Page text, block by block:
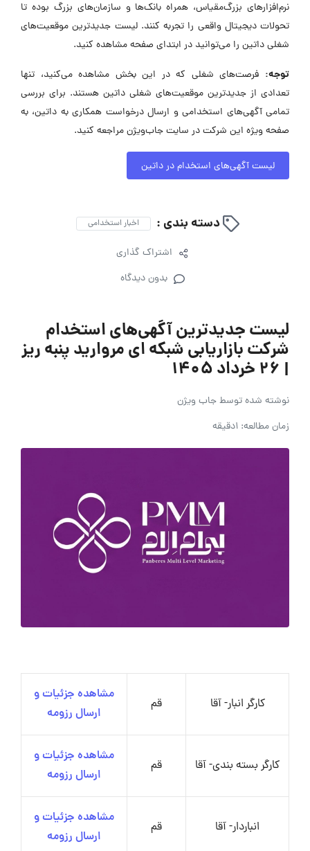
نرم‌افزارهای بزرگ‌مقیاس، همراه بانک‌ها و سازمان‌های بزرگ بوده تا
تحولات دیجیتال واقعی را تجربه کنند. لیست جدیدترین موقعیت‌های
شغلی داتین را می‌توانید در ابتدای صفحه مشاهده کنید.
توجه: فرصت‌های شغلی که در این بخش مشاهده می‌کنید، تنها
تعدادی از جدیدترین موقعیت‌های شغلی داتین هستند. برای بررسی
تمامی آگهی‌های استخدامی و ارسال درخواست همکاری به داتین، به
صفحه ویژه این شرکت در سایت جاب‌ویژن مراجعه کنید.
لیست آگهی‌های استخدام در داتین
دسته بندی : اخبار استخدامی
اشتراک گذاری
بدون دیدگاه
لیست جدیدترین آگهی‌های استخدام
شرکت بازاریابی شبکه ای مروارید پنبه ریز
| ۲۶ خرداد ۱۴۰۵
نوشته شده توسطجاب ویژن
زمان مطالعه: 1دقیقه
کارگر انبار- آقا قم
مشاهده جزئیات و
ارسال رزومه
کارگر بسته بندی- آقا قم
مشاهده جزئیات و
ارسال رزومه
انباردار- آقا قم
مشاهده جزئیات و
ارسال رزومه